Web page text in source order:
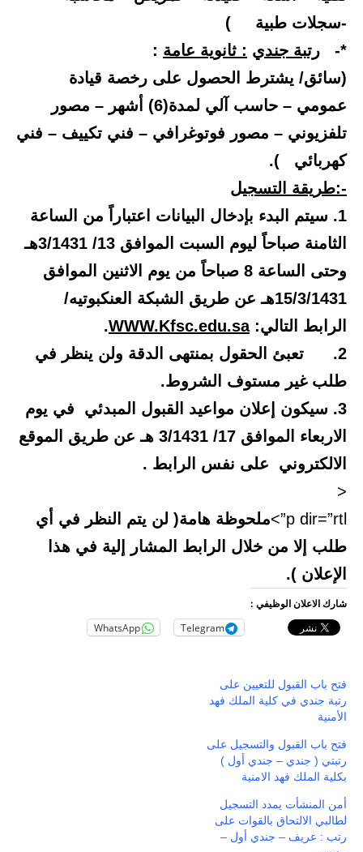
-سجلات طبية )
*- رتبة جندي : ثانوية عامة :
(سائق/ يشترط الحصول على رخصة قيادة
عمومي – حاسب آلي لمدة(6) أشهر – مصور
تلفزيوني – مصور فوتوغرافي – فني تكييف – فني
كهربائي ).
طريقة
التسجيل
:-
1. سيتم البدء بإدخال البيانات اعتباراً من الساعة
الثامنة صباحاً ليوم السبت الموافق 13/ 3/1431هـ
وحتى الساعة 8 صباحاً من يوم الاثنين الموافق
15/3/1431هـ عن طريق الشبكة العنكبوتيه/
الرابط التالي:WWW.Kfsc.edu.sa
.
2. تعبئ الحقول بمنتهى الدقة ولن ينظر في
طلب غير مستوف الشروط.
3. سيكون إعلان مواعيد القبول المبدئي في يوم
الاربعاء الموافق 17/ 3/1431 هـ عن طريق الموقع
الالكتروني على نفس الرابط .
<
p dir=”rtl”>
ملحوظة هامة( لن يتم النظر في أي
طلب إلا من خلال الرابط المشار إلية في هذا
الإعلان ).
شارك الاعلان الوظيفي :
Telegram
WhatsApp
فتح باب القبول للتعيين على
رتبة جندي في كلية الملك فهد
الأمنية
فتح باب القبول والتسجيل على
رتبتي ( جندي – جندي أول )
بكلية الملك فهد الامنية
أمن المنشأت يمدد التسجيل
لطالبي الالتحاق بالقوات على
رتب : عريف – جندي أول –